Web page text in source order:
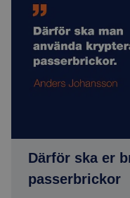
Därför ska er
passerbrickor